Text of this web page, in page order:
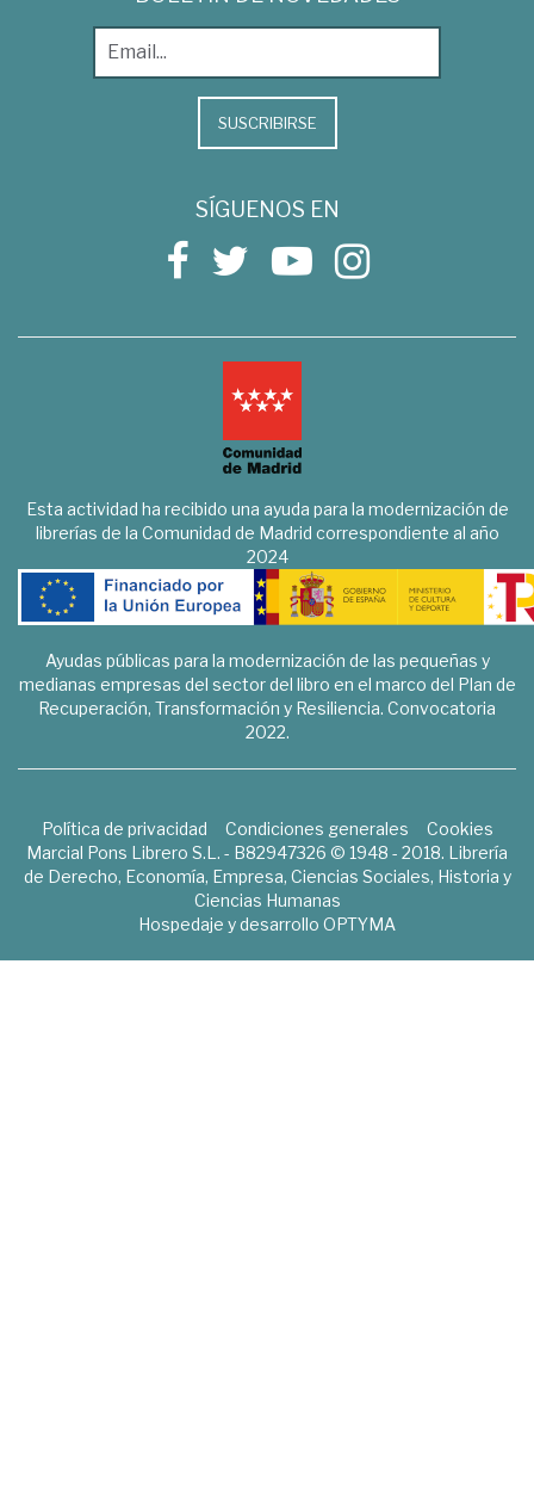
SUSCRIBIRSE
SÍGUENOS EN
Esta actividad ha recibido una ayuda para la modernización de
librerías de la Comunidad de Madrid correspondiente al año
2024
Ayudas públicas para la modernización de las pequeñas y
medianas empresas del sector del libro en el marco del Plan de
Recuperación, Transformación y Resiliencia. Convocatoria
2022.
Política de privacidad Condiciones generales
Cookies
Marcial Pons Librero S.L. - B82947326 © 1948 - 2018. Librería
de Derecho, Economía, Empresa, Ciencias Sociales, Historia y
Ciencias Humanas
Hospedaje y desarrollo OPTYMA